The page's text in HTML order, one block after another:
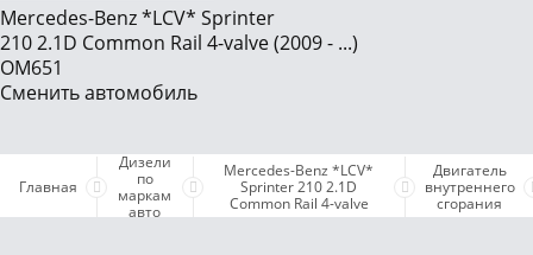
ОнлайнДиагностика Дизеля
ОнлайнКонсультация по Дизелю
Дизели по маркам авто
Поддержка проекта и оплата услуг
Mercedes-Benz *LCV* Sprinter
210 2.1D Common Rail 4-valve (2009 - ...)
OM651
Сменить автомобиль
Главная
Дизели
по
маркам
авто
Mercedes-Benz *LCV*
Sprinter 210 2.1D
Common Rail 4-valve
Двигатель
внутреннего
сгорания